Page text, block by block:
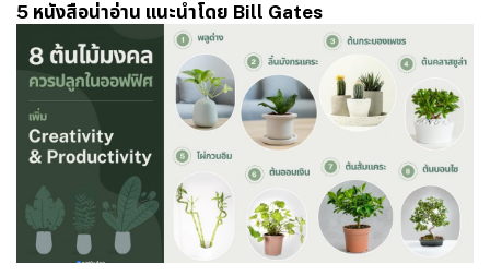
5 หนังสือน่าอ่าน แนะนำโดย Bill Gates